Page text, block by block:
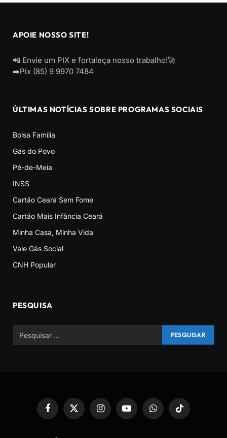
APOIE NOSSO SITE!
📲 Envie um PIX e fortaleça nosso trabalho!🚀
➡️Pix (85) 9 9970 7484
ÚLTIMAS NOTÍCIAS SOBRE PROGRAMAS SOCIAIS
Bolsa Família
Gás do Povo
Pé-de-Meia
INSS
Cartão Ceará Sem Fome
Cartão Mais Infância Ceará
Minha Casa, Minha Vida
Vale Gás Social
CNH Popular
PESQUISA
Facebook
X
InstagramYouTubeWhatsAppTikTok